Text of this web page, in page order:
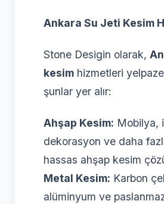
Ankara Su Jeti Kesim
Stone Desigin olarak,
kesim hizmetleri
şunlar yer alır:
Ahşap Kesim: Mobilya,
dekorasyon ve daha
hassas ahşap kesim
Metal Kesim: Karbon
alüminyum ve